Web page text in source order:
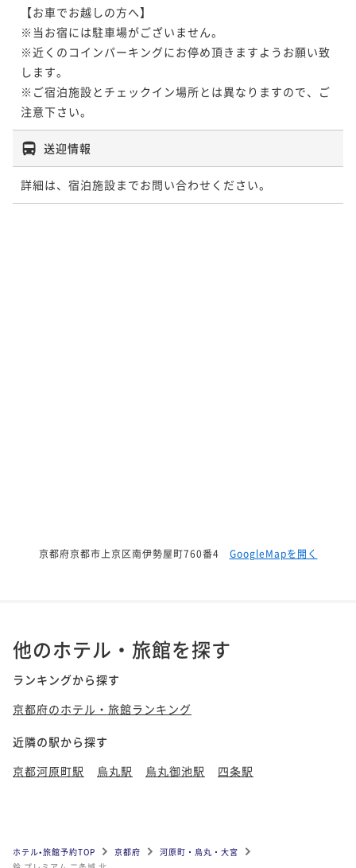
【お車でお越しの方へ】
※当お宿には駐車場がございません。
※近くのコインパーキングにお停め頂きますようお願い致
します。
※ご宿泊施設とチェックイン場所とは異なりますので、ご
送迎情報
詳細は、宿泊施設までお問い合わせください。
京都府京都市上京区南伊勢屋町760番4 GoogleMapを開く
他のホテル・旅館を探す
ランキングから探す
京都府のホテル・旅館ランキング
近隣の駅から探す
京都河原町駅
烏丸駅 烏丸御池駅 四条駅
ホテル•旅館予約TOP 京都府
河原町・烏丸・大宮